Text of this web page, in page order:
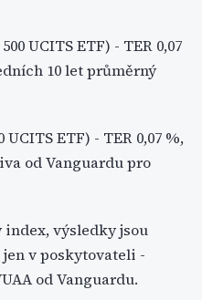
UCITS ETF) - TER 0,07
10 let průměrný
ETF) - TER 0,07 %,
od Vanguardu pro
výsledky jsou
v poskytovateli -
od Vanguardu.